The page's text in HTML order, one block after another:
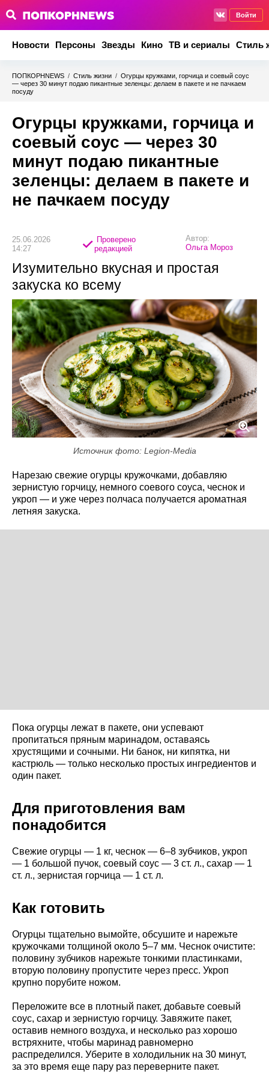
Войти
Новости Персоны Звезды Кино ТВ и сериалы Стиль
ПОПКОРНNEWS / Стиль жизни / Огурцы кружками, горчица и соевый соус
— через 30 минут подаю пикантные зеленцы: делаем в пакете и не пачкаем
посуду
Огурцы кружками, горчица и
соевый соус — через 30
минут подаю пикантные
зеленцы: делаем в пакете и
не пачкаем посуду
25.06.2026
14:27
Проверено
редакцией
Автор:
Ольга Мороз
Изумительно вкусная и простая
закуска ко всему
Источник фото: Legion-Media
Нарезаю свежие огурцы кружочками, добавляю
зернистую горчицу, немного соевого соуса, чеснок и
укроп — и уже через полчаса получается ароматная
летняя закуска.
Пока огурцы лежат в пакете, они успевают
пропитаться пряным маринадом, оставаясь
хрустящими и сочными. Ни банок, ни кипятка, ни
кастрюль — только несколько простых ингредиентов и
один пакет.
Для приготовления вам
понадобится
Свежие огурцы — 1 кг, чеснок — 6–8 зубчиков, укроп
— 1 большой пучок, соевый соус — 3 ст. л., сахар — 1
ст. л., зернистая горчица — 1 ст. л.
Как готовить
Огурцы тщательно вымойте, обсушите и нарежьте
кружочками толщиной около 5–7 мм. Чеснок очистите:
половину зубчиков нарежьте тонкими пластинками,
вторую половину пропустите через пресс. Укроп
крупно порубите ножом.
Переложите все в плотный пакет, добавьте соевый
соус, сахар и зернистую горчицу. Завяжите пакет,
оставив немного воздуха, и несколько раз хорошо
встряхните, чтобы маринад равномерно
распределился. Уберите в холодильник на 30 минут,
за это время еще пару раз переверните пакет.